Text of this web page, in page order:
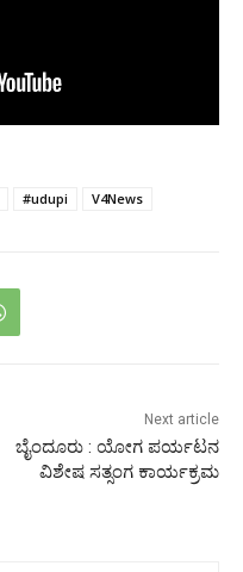
#udupi V4News
Next article
ಬೈಂದೂರು : ಯೋಗ ಪರ್ಯಟನ
ವಿಶೇಷ ಸತ್ಸಂಗ ಕಾರ್ಯಕ್ರಮ